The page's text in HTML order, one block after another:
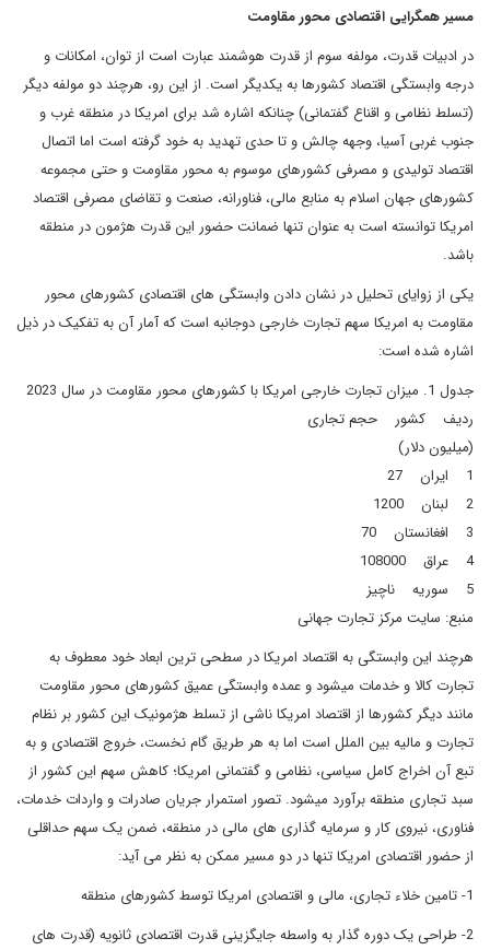
مسیر همگرایی اقتصادی محور مقاومت
در ادبیات قدرت، مولفه سوم از قدرت هوشمند عبارت است از توان، امکانات و
درجه وابستگی اقتصاد کشورها به یکدیگر است. از این رو، هرچند دو مولفه دیگر
(تسلط نظامی و اقناع گفتمانی) چنانکه اشاره شد برای امریکا در منطقه غرب و
جنوب غربی آسیا، وجهه چالش و تا حدی تهدید به خود گرفته است اما اتصال
اقتصاد تولیدی و مصرفی کشورهای موسوم به محور مقاومت و حتی مجموعه
کشورهای جهان اسلام به منابع مالی، فناورانه، صنعت و تقاضای مصرفی اقتصاد
امریکا توانسته است به عنوان تنها ضمانت حضور این قدرت هژمون در منطقه
باشد.
یکی از زوایای تحلیل در نشان دادن وابستگی های اقتصادی کشورهای محور
مقاومت به امریکا سهم تجارت خارجی دوجانبه است که آمار آن به تفکیک در ذیل
اشاره شده است:
جدول 1. میزان تجارت خارجی امریکا با کشورهای محور مقاومت در سال 2023
ردیف کشور حجم تجاری
(میلیون دلار)
1 ایران 27
2 لبنان 1200
3 افغانستان 70
4 عراق 108000
5 سوریه ناچیز
منبع: سایت مرکز تجارت جهانی
هرچند این وابستگی به اقتصاد امریکا در سطحی ترین ابعاد خود معطوف به
تجارت کالا و خدمات میشود و عمده وابستگی عمیق کشورهای محور مقاومت
مانند دیگر کشورها از اقتصاد امریکا ناشی از تسلط هژمونیک این کشور بر نظام
تجارت و مالیه بین الملل است اما به هر طریق گام نخست، خروج اقتصادی و به
تبع آن اخراج کامل سیاسی، نظامی و گفتمانی امریکا؛ کاهش سهم این کشور از
سبد تجاری منطقه برآورد میشود. تصور استمرار جریان صادرات و واردات خدمات،
فناوری، نیروی کار و سرمایه گذاری های مالی در منطقه، ضمن یک سهم حداقلی
از حضور اقتصادی امریکا تنها در دو مسیر ممکن به نظر می آید:
1- تامین خلاء تجاری، مالی و اقتصادی امریکا توسط کشورهای منطقه
2- طراحی یک دوره گذار به واسطه جایگزینی قدرت اقتصادی ثانویه (قدرت های